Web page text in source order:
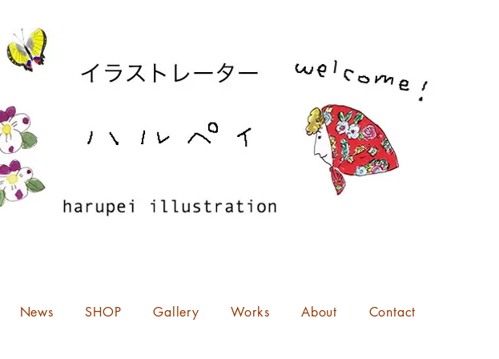
News SHOP Gallery Works About Contact